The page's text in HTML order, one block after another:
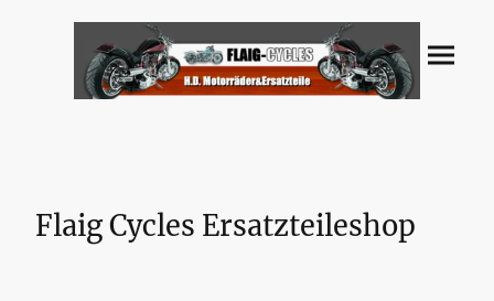
Flaig Cycles Ersatzteileshop